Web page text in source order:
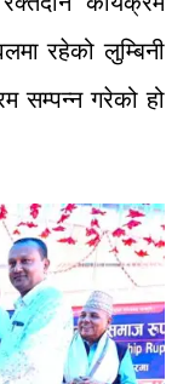
रहेको लुम्बिनी
सम्पन्न गरेको हो